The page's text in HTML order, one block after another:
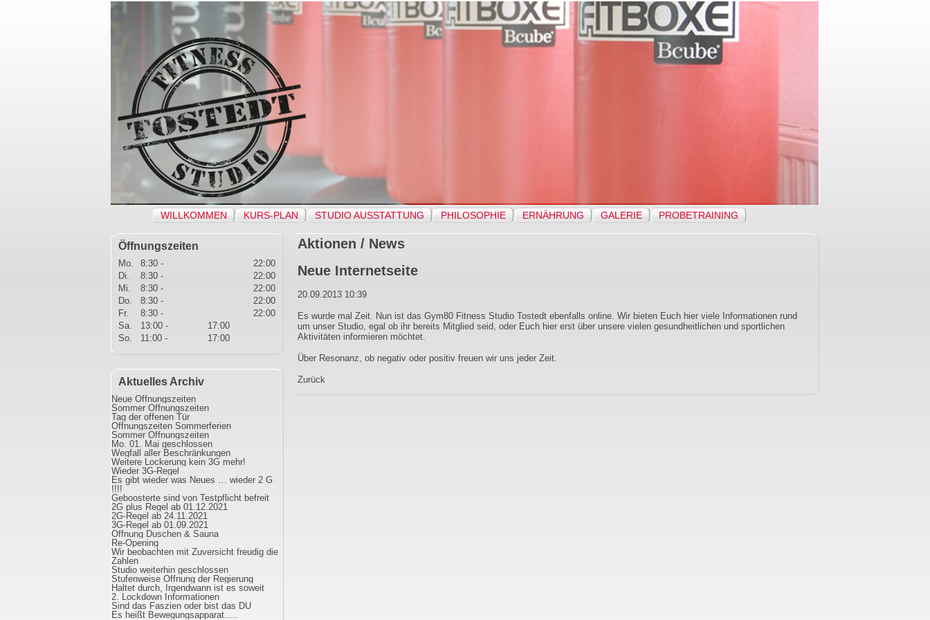
WILLKOMMEN KURS-PLAN STUDIO AUSSTATTUNG PHILOSOPHIE ERNÄHRUNG GALERIE PROBETRAINING
Aktionen / News
Neue Internetseite
20.09.2013 10:39
Es wurde mal Zeit. Nun ist das Gym80 Fitness Studio Tostedt ebenfalls online. Wir bieten Euch hier viele Informationen rund
um unser Studio, egal ob ihr bereits Mitglied seid, oder Euch hier erst über unsere vielen gesundheitlichen und sportlichen
Aktivitäten informieren möchtet.
Über Resonanz, ob negativ oder positiv freuen wir uns jeder Zeit.
Zurück
Öffnungszeiten
Mo. 8:30 -
22:00
Di.
8:30 -
22:00
Mi.
8:30 -
22:00
Do.
8:30 -
22:00
Fr.
8:30 -
22:00
Sa.
13:00 -
17:00
So.
11:00 - 17:00
Aktuelles Archiv
Neue Öffnungszeiten
Sommer Öffnungszeiten
Tag der offenen Tür
Öffnungszeiten Sommerferien
Sommer Öffnungszeiten
Mo. 01. Mai geschlossen
Wegfall aller Beschränkungen
Weitere Lockerung kein 3G mehr!
Wieder 3G-Regel
Es gibt wieder was Neues … wieder 2 G
!!!!
Geboosterte sind von Testpflicht befreit
2G plus Regel ab 01.12.2021
2G-Regel ab 24.11.2021
3G-Regel ab 01.09.2021
Öffnung Duschen & Sauna
Re-Opening
Wir beobachten mit Zuversicht freudig die
Zahlen
Studio weiterhin geschlossen
Stufenweise Öffnung der Regierung
Haltet durch, Irgendwann ist es soweit
2. Lockdown Informationen
Sind das Faszien oder bist das DU
Es heißt Bewegungsapparat.....